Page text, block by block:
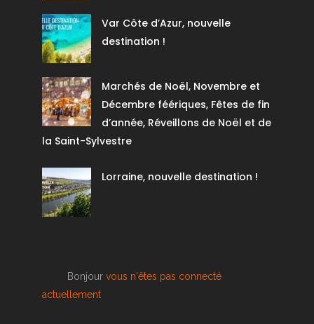
Var Côte d’Azur, nouvelle
destination !
Marchés de Noël, Novembre et
Décembre féériques, Fêtes de fin
d’année, Réveillons de Noël et de
la Saint-Sylvestre
Lorraine, nouvelle destination !
Bonjour vous n'êtes pas connecté
actuellement